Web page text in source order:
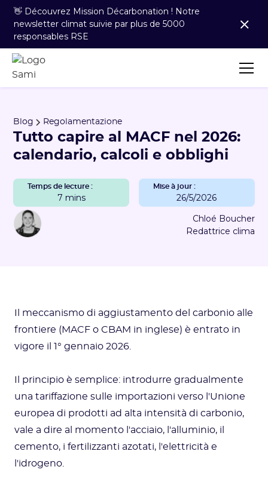
👋 Découvrez Mission Décarbonation ! Notre
newsletter climat suivie par plus de 5000
responsables RSE
Blog Regolamentazione
Tutto capire al MACF nel 2026:
calendario, calcoli e obblighi
Temps de lecture :
7 mins
Mise à jour :
26/5/2026
Chloé Boucher
Redattrice clima
Il meccanismo di aggiustamento del carbonio alle
frontiere (MACF o CBAM in inglese) è entrato in
vigore il 1° gennaio 2026.
Il principio è semplice: introdurre gradualmente
una tariffazione sulle importazioni verso l'Unione
europea di prodotti ad alta intensità di carbonio,
vale a dire al momento l'acciaio, l'alluminio, il
cemento, i fertilizzanti azotati, l'elettricità e
l'idrogeno.